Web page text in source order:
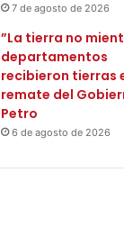
7 de agosto de 2026
”La tierra no
departamentos
recibieron tierras
remate del
Petro
6 de agosto de 2026